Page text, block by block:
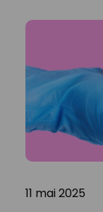
11 mai 2025